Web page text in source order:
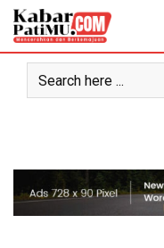
Skip
content